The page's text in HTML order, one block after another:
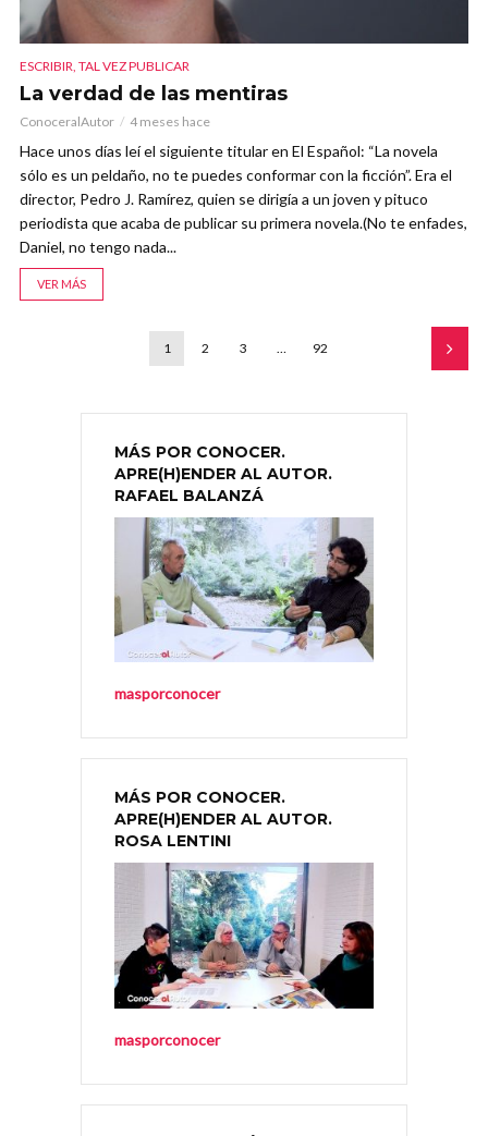
ESCRIBIR, TAL VEZ PUBLICAR
La verdad de las mentiras
ConoceralAutor 4 meses hace
Hace unos días leí el siguiente titular en El Español: “La novela
sólo es un peldaño, no te puedes conformar con la ficción”. Era el
director, Pedro J. Ramírez, quien se dirigía a un joven y pituco
periodista que acaba de publicar su primera novela.(No te enfades,
Daniel, no tengo nada...
VER MÁS
1 2 3 … 92
MÁS POR CONOCER.
APRE(H)ENDER AL AUTOR.
RAFAEL BALANZÁ
masporconocer
MÁS POR CONOCER.
APRE(H)ENDER AL AUTOR.
ROSA LENTINI
masporconocer